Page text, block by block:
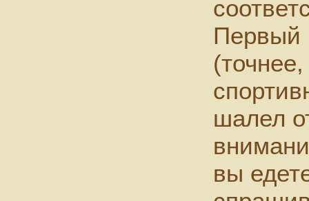
Первый
шалел
вы